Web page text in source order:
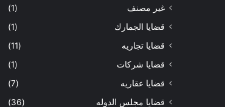
غير مصنف
(1)
قضايا الجمارك
(1)
قضايا تجاريه
(11)
قضايا شركات
(1)
قضايا عقاريه
(7)
قضايا مجلس الدوله
(36)